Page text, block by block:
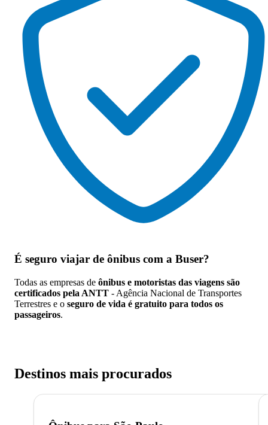
É seguro viajar de ônibus com a Buser?
Todas as empresas de ônibus e motoristas das viagens são
certificados pela ANTT - Agência Nacional de Transportes
Terrestres e o seguro de vida é gratuito para todos os
passageiros.
Destinos mais procurados